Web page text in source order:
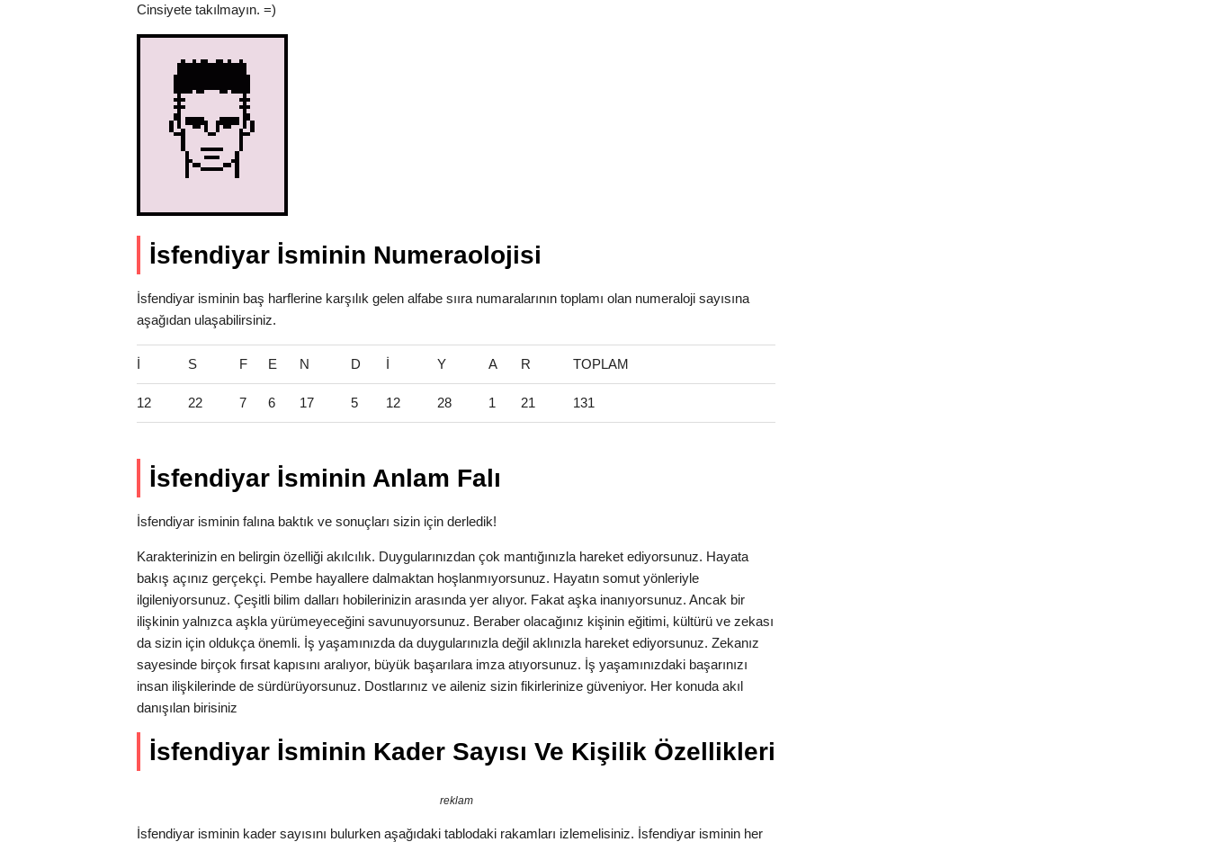
Cinsiyete takılmayın. =)
İsfendiyar İsminin Numeraolojisi
İsfendiyar isminin baş harflerine karşılık gelen alfabe sııra numaralarının toplamı olan numeraloji sayısına
aşağıdan ulaşabilirsiniz.
İ S F E N D İ Y A R TOPLAM
12 22 7 6 17 5 12 28 1 21 131
İsfendiyar İsminin Anlam Falı
İsfendiyar isminin falına baktık ve sonuçları sizin için derledik!
Karakterinizin en belirgin özelliği akılcılık. Duygularınızdan çok mantığınızla hareket ediyorsunuz. Hayata
bakış açınız gerçekçi. Pembe hayallere dalmaktan hoşlanmıyorsunuz. Hayatın somut yönleriyle
ilgileniyorsunuz. Çeşitli bilim dalları hobilerinizin arasında yer alıyor. Fakat aşka inanıyorsunuz. Ancak bir
ilişkinin yalnızca aşkla yürümeyeceğini savunuyorsunuz. Beraber olacağınız kişinin eğitimi, kültürü ve zekası
da sizin için oldukça önemli. İş yaşamınızda da duygularınızla değil aklınızla hareket ediyorsunuz. Zekanız
sayesinde birçok fırsat kapısını aralıyor, büyük başarılara imza atıyorsunuz. İş yaşamınızdaki başarınızı
insan ilişkilerinde de sürdürüyorsunuz. Dostlarınız ve aileniz sizin fikirlerinize güveniyor. Her konuda akıl
danışılan birisiniz
İsfendiyar İsminin Kader Sayısı Ve Kişilik Özellikleri
reklam
İsfendiyar isminin kader sayısını bulurken aşağıdaki tablodaki rakamları izlemelisiniz. İsfendiyar isminin her